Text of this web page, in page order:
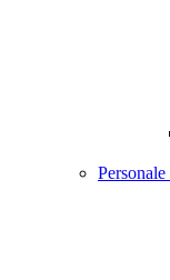
Personale